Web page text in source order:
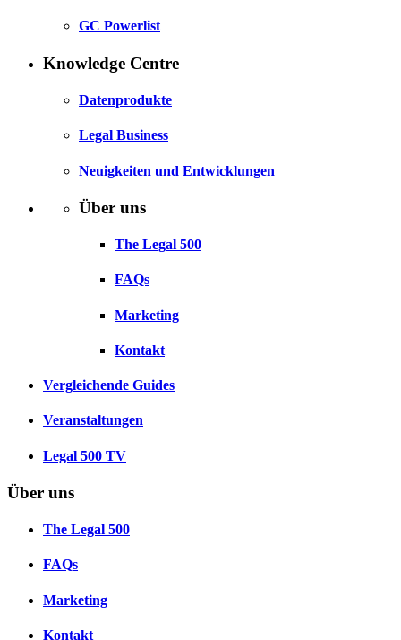
GC Powerlist
Knowledge Centre
Datenprodukte
Legal Business
Neuigkeiten und Entwicklungen
Über uns
The Legal 500
FAQs
Marketing
Kontakt
Vergleichende Guides
Veranstaltungen
Legal 500 TV
Über uns
The Legal 500
FAQs
Marketing
Kontakt